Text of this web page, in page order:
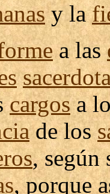
y la
a las
cargosa
de los
, según
, porque